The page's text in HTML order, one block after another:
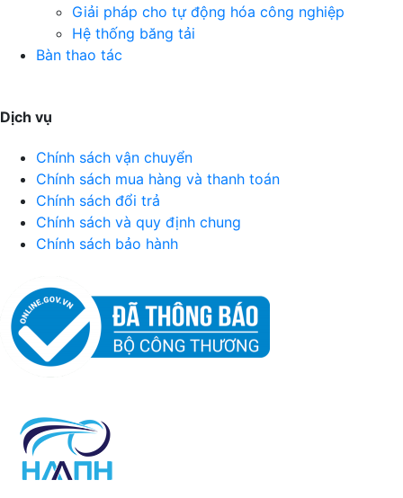
Giải pháp cho tự động hóa công nghiệp
Hệ thống băng tải
Bàn thao tác
Dịch vụ
Chính sách vận chuyển
Chính sách mua hàng và thanh toán
Chính sách đổi trả
Chính sách và quy định chung
Chính sách bảo hành